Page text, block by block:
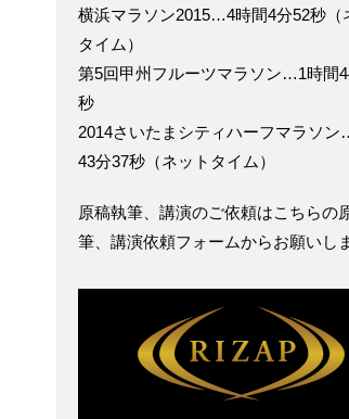
横浜マラソン2015…4時間4分52秒（
タイム）
第5回甲州フルーツマラソン…1時間
秒
2014さいたまシティハーフマラソ
43分37秒（ネットタイム）
原稿執筆、講演のご依頼はこちらの
筆、講演依頼フォームからお願いし